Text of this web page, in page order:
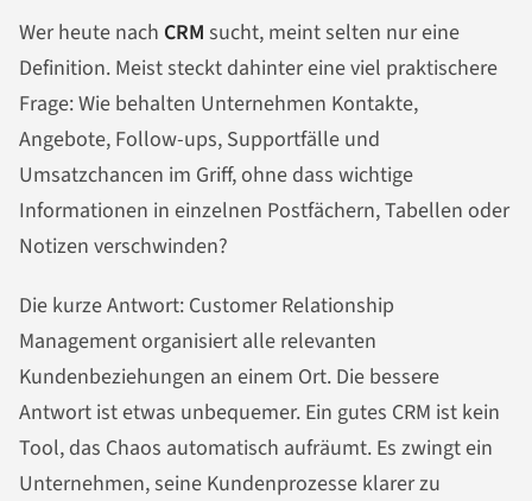
Wer heute nach CRM sucht, meint selten nur eine
Definition. Meist steckt dahinter eine viel praktischere
Frage: Wie behalten Unternehmen Kontakte,
Angebote, Follow-ups, Supportfälle und
Umsatzchancen im Griff, ohne dass wichtige
Informationen in einzelnen Postfächern, Tabellen oder
Notizen verschwinden?
Die kurze Antwort: Customer Relationship
Management organisiert alle relevanten
Kundenbeziehungen an einem Ort. Die bessere
Antwort ist etwas unbequemer. Ein gutes CRM ist kein
Tool, das Chaos automatisch aufräumt. Es zwingt ein
Unternehmen, seine Kundenprozesse klarer zu